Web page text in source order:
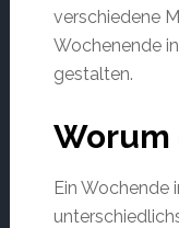
verschiedene
Wochenende
gestalten.
Worum
Ein Wochende